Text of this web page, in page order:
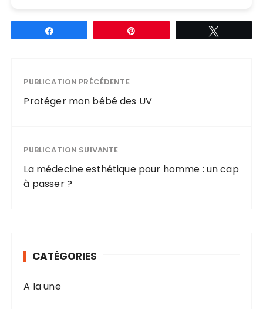
PUBLICATION PRÉCÉDENTE
Protéger mon bébé des UV
PUBLICATION SUIVANTE
La médecine esthétique pour homme : un cap
à passer ?
CATÉGORIES
A la une